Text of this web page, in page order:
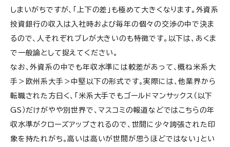
しまいがちですが、「上下の差」も極めて大きくなります。外資系
投資銀行の収入は入社時および毎年の個々の交渉の中で決ま
るので、人それぞれブレが大きいのも特徴です。以下は、あくま
で一般論として捉えてください。
なお、外資系の中でも年収水準には較差があって、概ね米系大
手＞欧州系大手＞中堅以下の形式です。実際には、他業界から
転職された方曰く、「米系大手でもゴールドマンサックス（以下
GS）だけがやや別世界で、マスコミの報道などではこちらの年
収水準がクローズアップされるので、世間に少々誇張された印
象を持たれがち。高いは高いが世間が思うほどではない」とい